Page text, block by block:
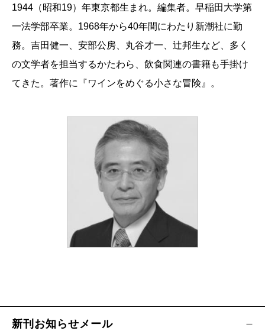
1944（昭和19）年東京都生まれ。編集者。早稲田大学第
一法学部卒業。1968年から40年間にわたり新潮社に勤
務。吉田健一、安部公房、丸谷才一、辻邦生など、多く
の文学者を担当するかたわら、飲食関連の書籍も手掛け
てきた。著作に『ワインをめぐる小さな冒険』。
新刊お知らせメール